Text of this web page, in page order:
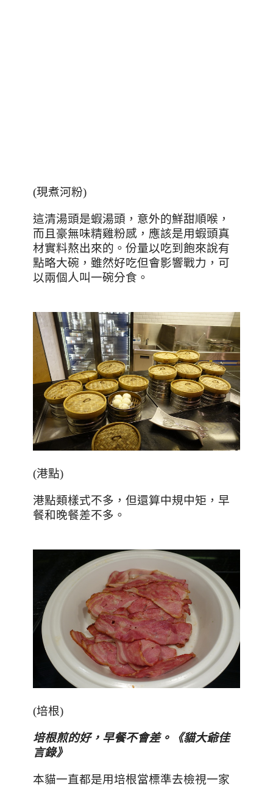
(現煮河粉)
這清湯頭是蝦湯頭，意外的鮮甜順喉，
而且豪無味精雞粉感，應該是用蝦頭真
材實料熬出來的。份量以吃到飽來說有
點略大碗，雖然好吃但會影響戰力，可
以兩個人叫一碗分食。
(港點)
港點類樣式不多，但還算中規中矩，早
餐和晚餐差不多。
(培根)
培根煎的好，早餐不會差。《貓大爺佳
言錄》
本貓一直都是用培根當標準去檢視一家